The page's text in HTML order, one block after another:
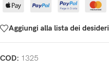
Aggiungi alla lista dei desideri
COD: 1325